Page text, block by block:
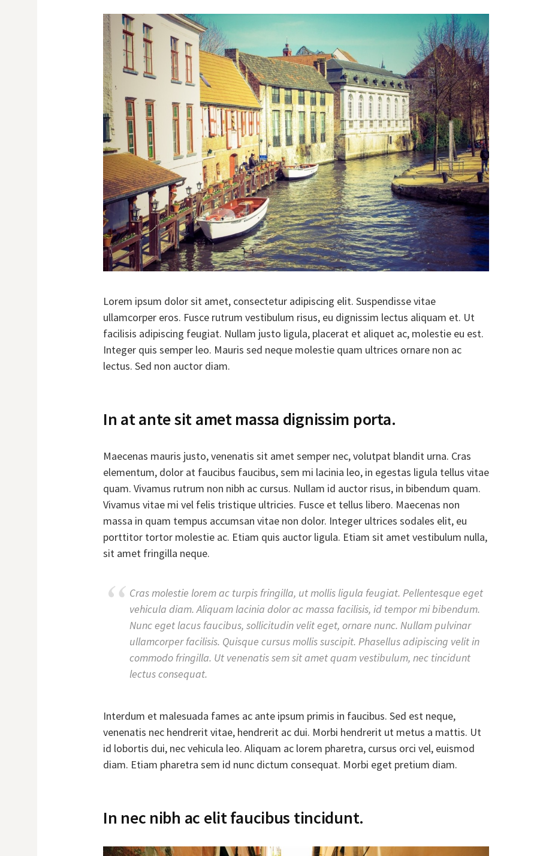
Lorem ipsum dolor sit amet, consectetur adipiscing elit. Suspendisse vitae
ullamcorper eros. Fusce rutrum vestibulum risus, eu dignissim lectus aliquam et. Ut
facilisis adipiscing feugiat. Nullam justo ligula, placerat et aliquet ac, molestie eu est.
Integer quis semper leo. Mauris sed neque molestie quam ultrices ornare non ac
lectus. Sed non auctor diam.
In at ante sit amet massa dignissim porta.
Maecenas mauris justo, venenatis sit amet semper nec, volutpat blandit urna. Cras
elementum, dolor at faucibus faucibus, sem mi lacinia leo, in egestas ligula tellus vitae
quam. Vivamus rutrum non nibh ac cursus. Nullam id auctor risus, in bibendum quam.
Vivamus vitae mi vel felis tristique ultricies. Fusce et tellus libero. Maecenas non
massa in quam tempus accumsan vitae non dolor. Integer ultrices sodales elit, eu
porttitor tortor molestie ac. Etiam quis auctor ligula. Etiam sit amet vestibulum nulla,
sit amet fringilla neque.
Cras molestie lorem ac turpis fringilla, ut mollis ligula feugiat. Pellentesque eget
vehicula diam. Aliquam lacinia dolor ac massa facilisis, id tempor mi bibendum.
Nunc eget lacus faucibus, sollicitudin velit eget, ornare nunc. Nullam pulvinar
ullamcorper facilisis. Quisque cursus mollis suscipit. Phasellus adipiscing velit in
commodo fringilla. Ut venenatis sem sit amet quam vestibulum, nec tincidunt
lectus consequat.
Interdum et malesuada fames ac ante ipsum primis in faucibus. Sed est neque,
venenatis nec hendrerit vitae, hendrerit ac dui. Morbi hendrerit ut metus a mattis. Ut
id lobortis dui, nec vehicula leo. Aliquam ac lorem pharetra, cursus orci vel, euismod
diam. Etiam pharetra sem id nunc dictum consequat. Morbi eget pretium diam.
In nec nibh ac elit faucibus tincidunt.